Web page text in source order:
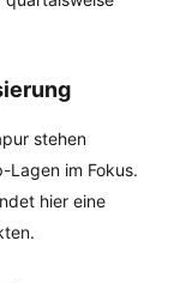
stehen
Lagen im Fokus.
hier eine